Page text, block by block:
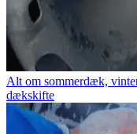
Alt om sommerdæk,
dækskifte